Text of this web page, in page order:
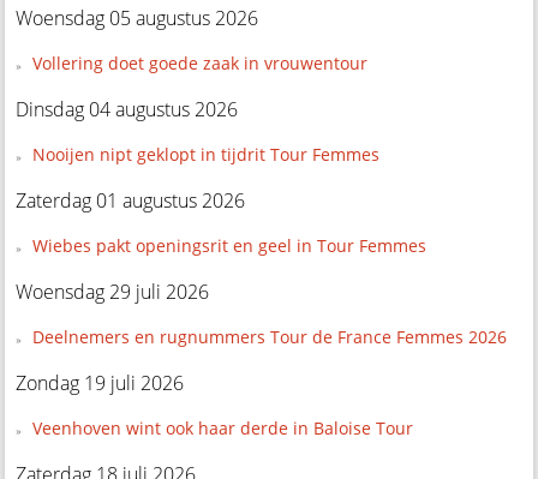
Woensdag 05 augustus 2026
Vollering doet goede zaak in vrouwentour
Dinsdag 04 augustus 2026
Nooijen nipt geklopt in tijdrit Tour Femmes
Zaterdag 01 augustus 2026
Wiebes pakt openingsrit en geel in Tour Femmes
Woensdag 29 juli 2026
Deelnemers en rugnummers Tour de France Femmes 2026
Zondag 19 juli 2026
Veenhoven wint ook haar derde in Baloise Tour